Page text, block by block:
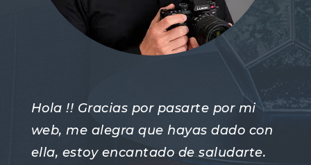
Hola !! Gracias por pasarte por mi
web, me alegra que hayas dado con
ella, estoy encantado de saludarte.